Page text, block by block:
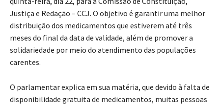
Justiça e Redação – CCJ. O objetivo é garantir uma melhor
distribuição dos medicamentos que estiverem até três
meses do final da data de validade, além de promover a
solidariedade por meio do atendimento das populações
carentes.
O parlamentar explica em sua matéria, que devido à falta de
disponibilidade gratuita de medicamentos, muitas pessoas